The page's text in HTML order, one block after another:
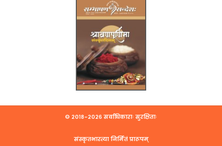
© २०१८-२०२६ सर्वाधिकाराः सुरक्षिताः
संस्कृतभारत्या निर्मितं प्रारूपम्